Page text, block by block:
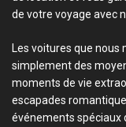
de votre voyage avec
Les voitures que
simplement des
moments de vie
escapades
événements spéciaux